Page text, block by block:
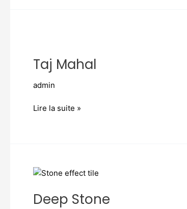
Taj Mahal
admin
Lire la suite »
Deep Stone
Deep